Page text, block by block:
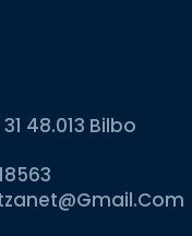
48.013 Bilbo